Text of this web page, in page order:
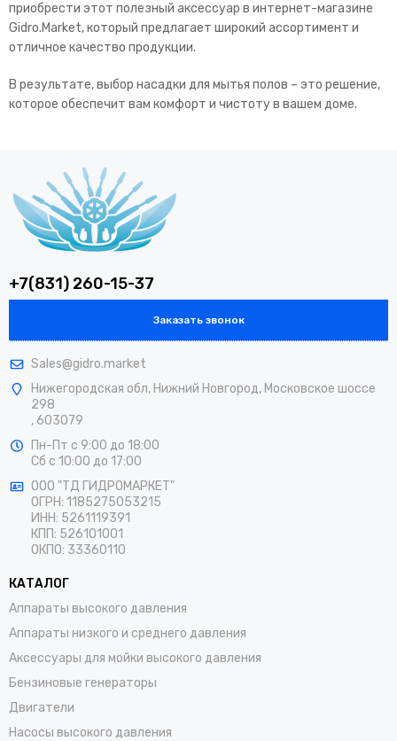
приобрести этот полезный аксессуар в интернет-магазине
Gidro.Market, который предлагает широкий ассортимент и
отличное качество продукции.
В результате, выбор насадки для мытья полов – это решение,
которое обеспечит вам комфорт и чистоту в вашем доме.
+7(831) 260-15-37
Заказать звонок
Sales@gidro.market
Нижегородская обл, Нижний Новгород, Московское шоссе
298
, 603079
Пн-Пт с 9:00 до 18:00
Сб с 10:00 до 17:00
ООО "ТД ГИДРОМАРКЕТ"
ОГРН: 1185275053215
ИНН: 5261119391
КПП: 526101001
ОКПО: 33360110
КАТАЛОГ
Аппараты высокого давления
Аппараты низкого и среднего давления
Аксессуары для мойки высокого давления
Бензиновые генераторы
Двигатели
Насосы высокого давления